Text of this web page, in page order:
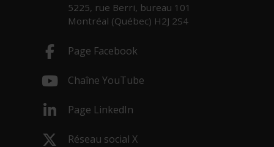
5225, rue Berri, bureau 101
Montréal (Québec) H2J 2S4
Page Facebook
Chaîne YouTube
Page LinkedIn
Réseau social X